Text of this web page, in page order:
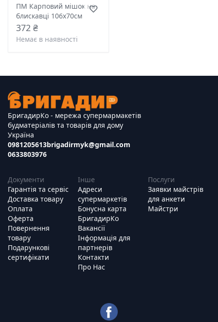
ПМ Карповий мішок на
блискавці 106x70см
372 ₴
Немає в наявності
БригадирКо - мережа супермармакетів
будматеріалів та товарів для дому
Україна
0981205613
0633803976
brigadirmyk@gmail.com
Документи
Гарантія та сервіс
Доставка товару
Оплата
Оферта
Повернення
товару
Подарункові
сертифікати
Інше
Адреси
супермаркетів
Бонусна карта
БригадирКо
Вакансії
Інформація для
партнерів
Контакти
Про Нас
Послуги
Заявки майстрів
для анкети
Майстри